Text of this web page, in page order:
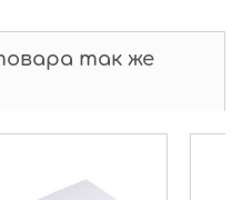
так же